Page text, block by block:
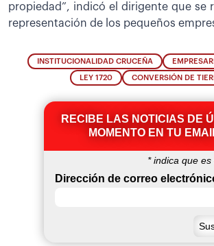
propiedad”, indicó el dirigente que se
representación de los pequeños
INSTITUCIONALIDAD CRUCEÑA
LEY 1720 CONVERSIÓN DE
RECIBE LAS NOTICIAS DE
MOMENTO EN TU
*indica que es
Dirección de correo